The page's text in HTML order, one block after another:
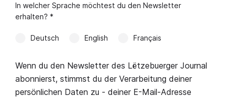
In welcher Sprache möchtest du den Newsletter
erhalten? *
Deutsch English Français
Wenn du den Newsletter des Lëtzebuerger Journal
abonnierst, stimmst du der Verarbeitung deiner
persönlichen Daten zu - deiner E-Mail-Adresse